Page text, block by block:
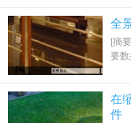
全
[摘
要
在
件